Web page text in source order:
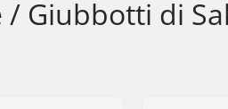
Giubbotti di